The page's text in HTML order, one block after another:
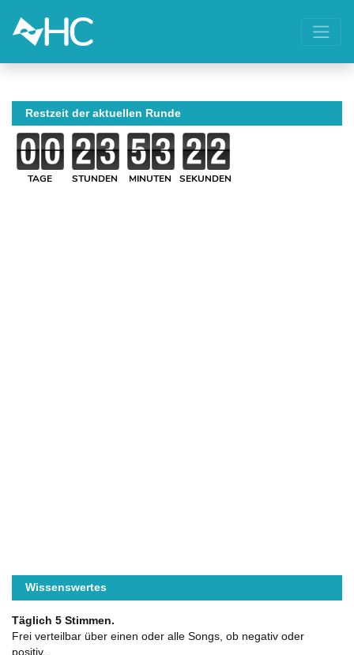
Restzeit der aktuellen Runde
TAGE STUNDEN MINUTEN SEKUNDEN
Wissenswertes
Täglich 5 Stimmen.
Frei verteilbar über einen oder alle Songs, ob negativ oder
positiv..